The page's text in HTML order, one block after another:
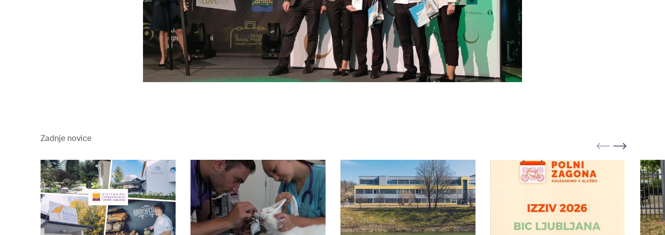
Zadnje novice